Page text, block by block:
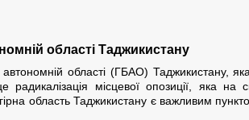
області Таджикистану
автономній області (ГБАО) Таджикистану,
місцевої опозиції, яка на
область Таджикистану є важливим